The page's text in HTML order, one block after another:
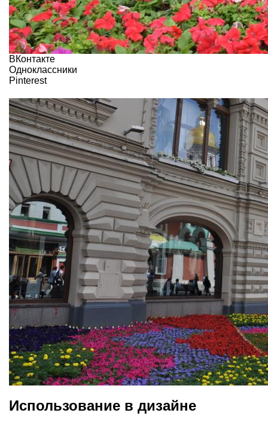
ВКонтакте
Одноклассники
Pinterest
Использование в дизайне